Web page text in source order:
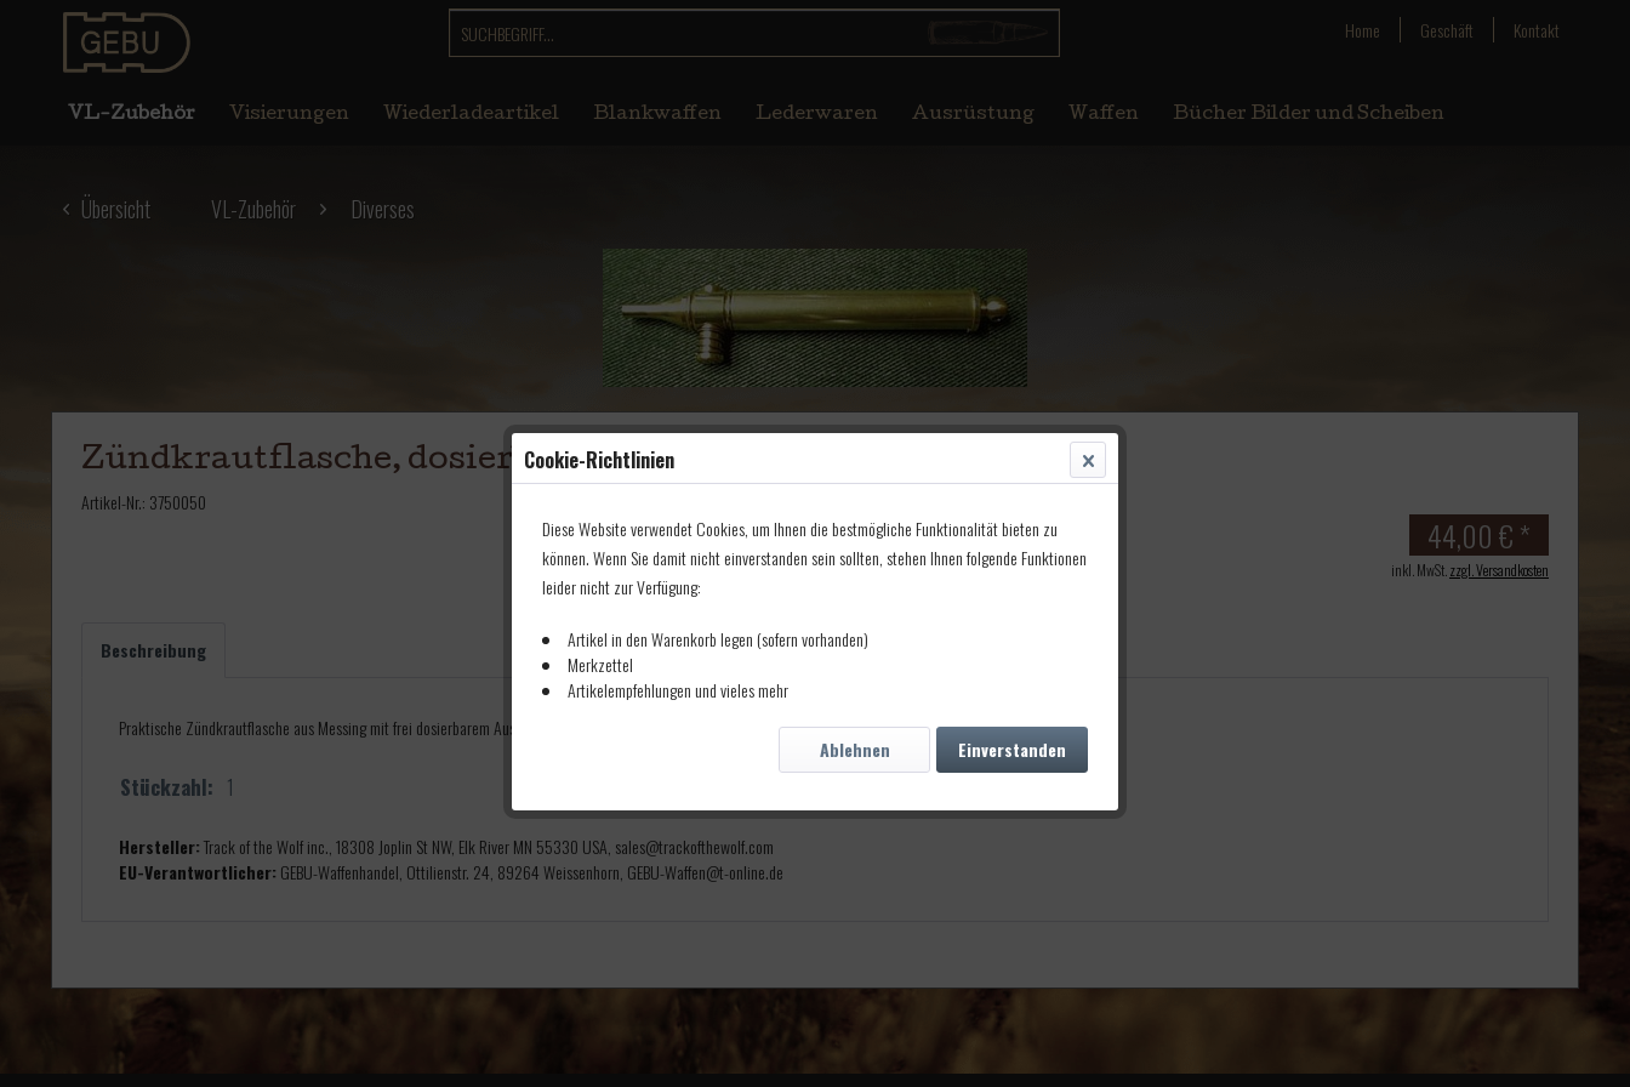
Home Geschäft Kontakt
VL-Zubehör Visierungen Wiederladeartikel Blankwaffen Lederwaren Ausrüstung Waffen Bücher Bilder und Scheiben
Übersicht VL-Zubehör Diverses
Zündkrautflasche, dosierbar
Artikel-Nr.: 3750050
44,00 € *
inkl. MwSt. zzgl. Versandkosten
Beschreibung
Praktische Zündkrautflasche aus Messing mit frei dosierbarem Auslauf. Für Gewehre und Musketen.
Stückzahl: 1
Hersteller:Track of the Wolf inc., 18308 Joplin St NW, Elk River MN 55330 USA, sales@trackofthewolf.com
EU-Verantwortlicher: GEBU-Waffenhandel, Ottilienstr. 24, 89264 Weissenhorn, GEBU-Waffen@t-online.de
Cookie-Richtlinien
Diese Website verwendet Cookies, um Ihnen die bestmögliche Funktionalität bieten zu
können. Wenn Sie damit nicht einverstanden sein sollten, stehen Ihnen folgende Funktionen
leider nicht zur Verfügung:
Artikel in den Warenkorb legen (sofern vorhanden)
Merkzettel
Artikelempfehlungen und vieles mehr
Einverstanden
Ablehnen